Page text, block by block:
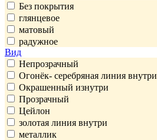
Без покрытия
глянцевое
матовый
радужное
Вид
Непрозрачный
Огонёк- серебряная линия внутри
Окрашенный изнутри
Прозрачный
Цейлон
золотая линия внутри
металлик